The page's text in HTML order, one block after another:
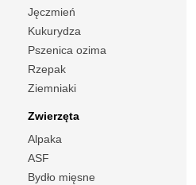
Jęczmień
Kukurydza
Pszenica ozima
Rzepak
Ziemniaki
Zwierzęta
Alpaka
ASF
Bydło mięsne